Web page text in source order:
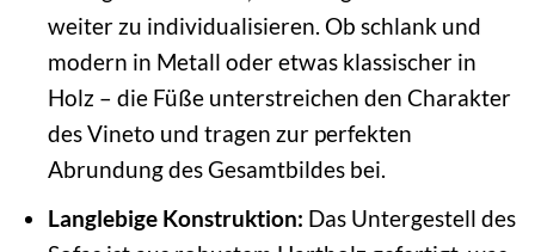
weiter zu individualisieren. Ob schlank und
modern in Metall oder etwas klassischer in
Holz – die Füße unterstreichen den Charakter
des Vineto und tragen zur perfekten
Abrundung des Gesamtbildes bei.
Langlebige Konstruktion: Das Untergestell des